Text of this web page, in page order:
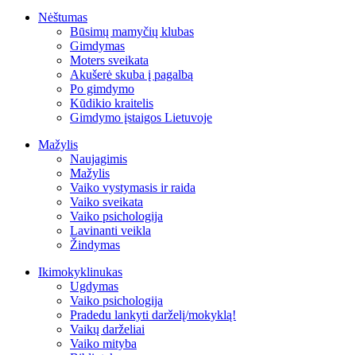
Nėštumas
Būsimų mamyčių klubas
Gimdymas
Moters sveikata
Akušerė skuba į pagalbą
Po gimdymo
Kūdikio kraitelis
Gimdymo įstaigos Lietuvoje
Mažylis
Naujagimis
Mažylis
Vaiko vystymasis ir raida
Vaiko sveikata
Vaiko psichologija
Lavinanti veikla
Žindymas
Ikimokyklinukas
Ugdymas
Vaiko psichologija
Pradedu lankyti darželį/mokyklą!
Vaikų darželiai
Vaiko mityba